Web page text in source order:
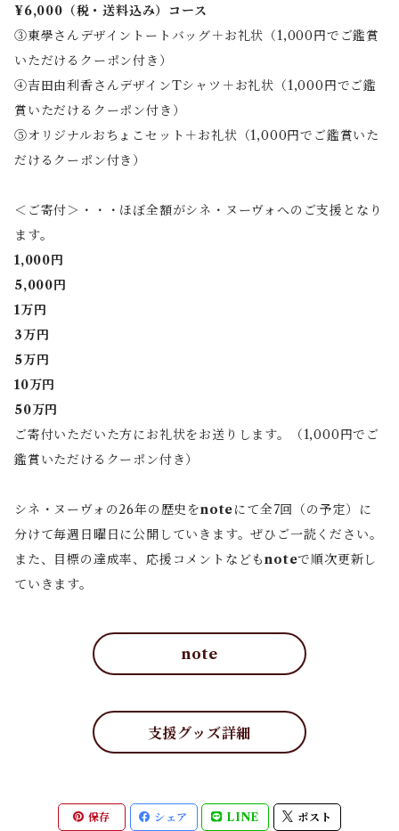
¥6,000（税・送料込み）コース
③東學さんデザイントートバッグ＋お礼状（1,000円でご鑑賞
いただけるクーポン付き）
④吉田由利香さんデザインTシャツ＋お礼状（1,000円でご鑑
賞いただけるクーポン付き）
⑤オリジナルおちょこセット＋お礼状（1,000円でご鑑賞いた
だけるクーポン付き）
＜ご寄付＞・・・ほぼ全額がシネ・ヌーヴォへのご支援となり
ます。
1,000円
5,000円
1万円
3万円
5万円
10万円
50万円
ご寄付いただいた方にお礼状をお送りします。（1,000円でご
鑑賞いただけるクーポン付き）
シネ・ヌーヴォの26年の歴史をnoteにて全7回（の予定）に
分けて毎週日曜日に公開していきます。ぜひご一読ください。
また、目標の達成率、応援コメントなどもnoteで順次更新し
ていきます。
note
支援グッズ詳細
保存 シェア LINE ポスト